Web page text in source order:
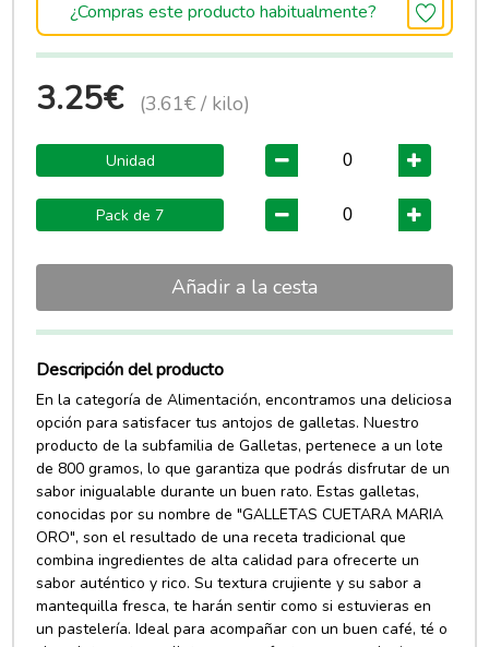
¿Compras este producto habitualmente?
3.25€ (3.61€ / kilo)
Unidad
Pack de 7
Añadir a la cesta
Descripción del producto
En la categoría de Alimentación, encontramos una deliciosa
opción para satisfacer tus antojos de galletas. Nuestro
producto de la subfamilia de Galletas, pertenece a un lote
de 800 gramos, lo que garantiza que podrás disfrutar de un
sabor inigualable durante un buen rato. Estas galletas,
conocidas por su nombre de "GALLETAS CUETARA MARIA
ORO", son el resultado de una receta tradicional que
combina ingredientes de alta calidad para ofrecerte un
sabor auténtico y rico. Su textura crujiente y su sabor a
mantequilla fresca, te harán sentir como si estuvieras en
un pastelería. Ideal para acompañar con un buen café, té o